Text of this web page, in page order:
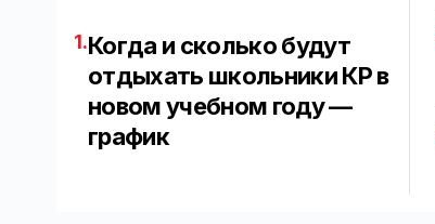
1.Когда и сколько будут
отдыхать школьники КР в
новом учебном году —
график